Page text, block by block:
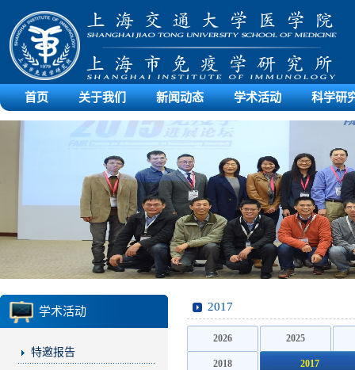
首页 关于我们 新闻动态 学术活动 科学研
学术活动
特邀报告
2017
2026 2025
2018 2017